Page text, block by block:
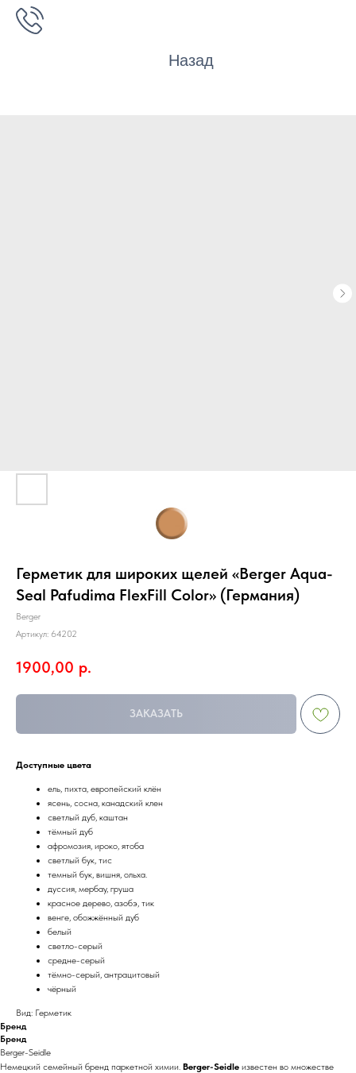
Назад
Герметик для широких щелей «Berger Aqua-
Seal Pafudima FlexFill Color» (Германия)
Berger
Артикул: 64202
1900,00 р.
ЗАКАЗАТЬ
Доступные цвета
ель, пихта, европейский клён
ясень, сосна, канадский клен
светлый дуб, каштан
тёмный дуб
афромозия, ироко, ятоба
светлый бук, тис
темный бук, вишня, ольха.
дуссия, мербау, груша
красное дерево, азобэ, тик
венге, обожжённый дуб
белый
светло-серый
средне-серый
тёмно-серый, антрацитовый
чёрный
Вид: Герметик
Бренд
Бренд
Berger-Seidle
Немецкий семейный бренд паркетной химии. Berger-Seidle известен во множестве